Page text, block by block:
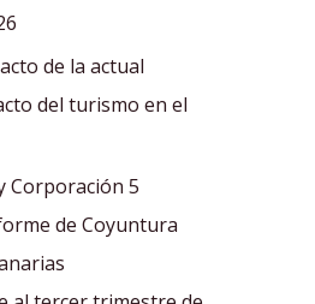
de la actual
del turismo en el
Corporación 5
de Coyuntura